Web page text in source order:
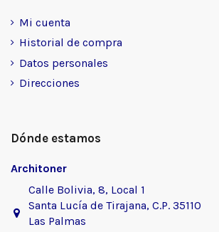
Mi cuenta
Historial de compra
Datos personales
Direcciones
Dónde estamos
Architoner
Calle Bolivia, 8, Local 1
Santa Lucía de Tirajana, C.P. 35110
Las Palmas